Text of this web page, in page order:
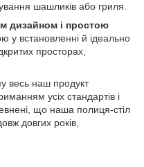
шашликів або гриля.
дизайном і простою
у встановленні й ідеально
просторах,
весь наш продукт
усіх стандартів і
що наша полиця-стіл
довгих років,